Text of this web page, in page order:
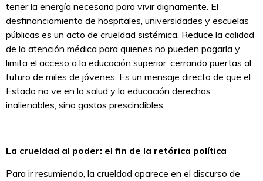
tener la energía necesaria para vivir dignamente. El
desfinanciamiento de hospitales, universidades y escuelas
públicas es un acto de crueldad sistémica. Reduce la calidad
de la atención médica para quienes no pueden pagarla y
limita el acceso a la educación superior, cerrando puertas al
futuro de miles de jóvenes. Es un mensaje directo de que el
Estado no ve en la salud y la educación derechos
inalienables, sino gastos prescindibles.
La crueldad al poder: el fin de la retórica política
Para ir resumiendo, la crueldad aparece en el discurso de